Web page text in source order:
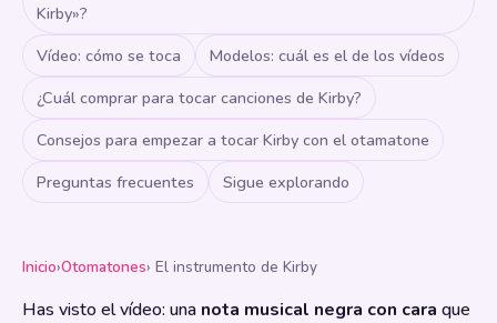
Kirby»?
Vídeo: cómo se toca
Modelos: cuál es el de los vídeos
¿Cuál comprar para tocar canciones de Kirby?
Consejos para empezar a tocar Kirby con el otamatone
Preguntas frecuentes
Sigue explorando
Inicio›Otomatones› El instrumento de Kirby
Has visto el vídeo: una nota musical negra con cara que